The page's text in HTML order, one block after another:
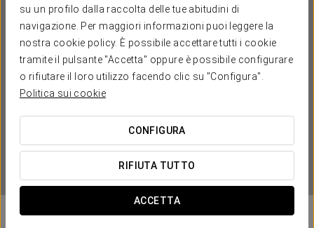
su un profilo dalla raccolta delle tue abitudini di
navigazione. Per maggiori informazioni puoi leggere la
nostra cookie policy. È possibile accettare tutti i cookie
tramite il pulsante "Accetta" oppure è possibile configurare
o rifiutare il loro utilizzo facendo clic su "Configura".
Politica sui cookie
CONFIGURA
RIFIUTA TUTTO
ACCETTA
PARIGI
QUANDO VUOI ANDARE?